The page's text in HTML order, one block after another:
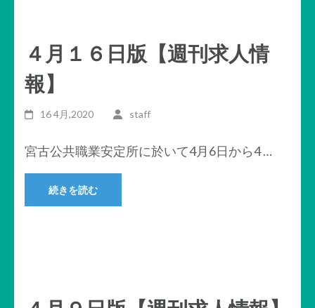
４月１６日版【週刊求人情
報】
16 4月,2020 staff
宮古公共職業安定所に於いて4月6日から4 …
続きを読む